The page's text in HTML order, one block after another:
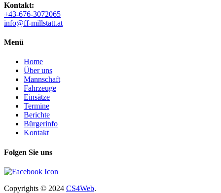
Kontakt:
+43-676-3072065
info@ff-millstatt.at
Menü
Home
Über uns
Mannschaft
Fahrzeuge
Einsätze
Termine
Berichte
Bürgerinfo
Kontakt
Folgen Sie uns
Copyrights © 2024 CS4Web.